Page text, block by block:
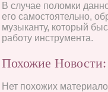
В случае поломки
его самостоятельно,
музыканту, который
работу инструмента.
Похожие Новости:
Нет похожих